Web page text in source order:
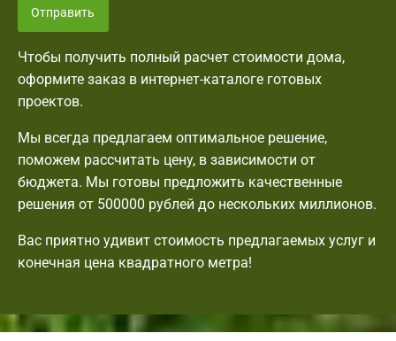
Отправить
Чтобы получить полный расчет стоимости дома,
оформите заказ в интернет-каталоге готовых
проектов.
Мы всегда предлагаем оптимальное решение,
поможем рассчитать цену, в зависимости от
бюджета. Мы готовы предложить качественные
решения от 500000 рублей до нескольких миллионов.
Вас приятно удивит стоимость предлагаемых услуг и
конечная цена квадратного метра!